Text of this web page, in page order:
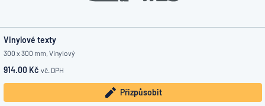
Vinylové texty
300 x 300 mm, Vinylový
914.00 Kč vč. DPH
Přizpůsobit